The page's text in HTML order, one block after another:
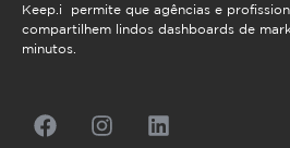
Keep.i permite que agências e
compartilhem lindos dashboards de
minutos.